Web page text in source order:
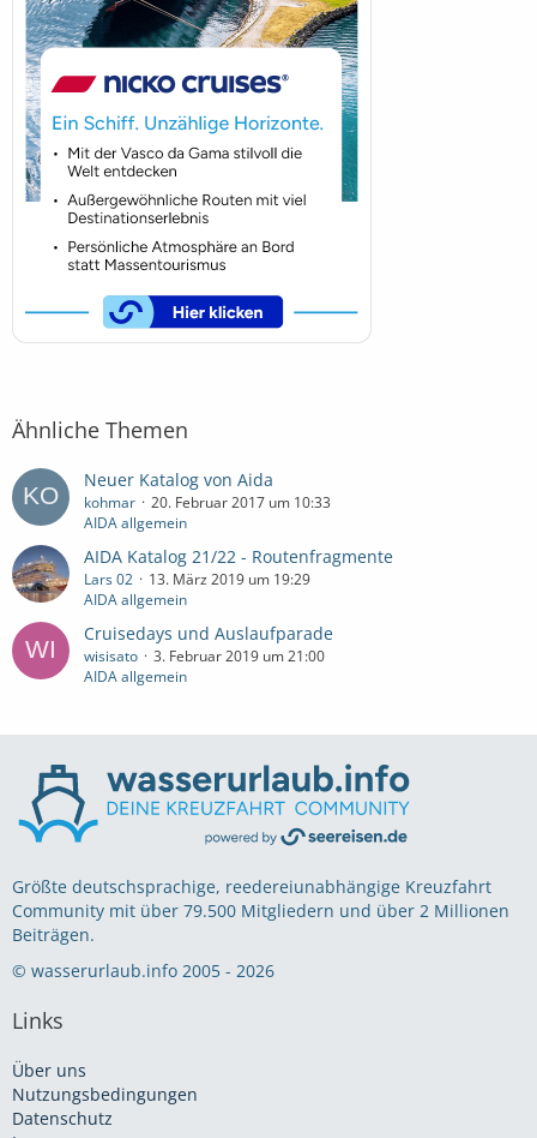
Ähnliche Themen
Neuer Katalog von Aida
kohmar
20. Februar 2017 um 10:33
AIDA allgemein
AIDA Katalog 21/22 - Routenfragmente
Lars 02
13. März 2019 um 19:29
AIDA allgemein
Cruisedays und Auslaufparade
wisisato
3. Februar 2019 um 21:00
AIDA allgemein
Größte deutschsprachige, reedereiunabhängige Kreuzfahrt
Community mit über 79.500 Mitgliedern und über 2 Millionen
Beiträgen.
© wasserurlaub.info 2005 - 2026
Links
Über uns
Nutzungsbedingungen
Datenschutz